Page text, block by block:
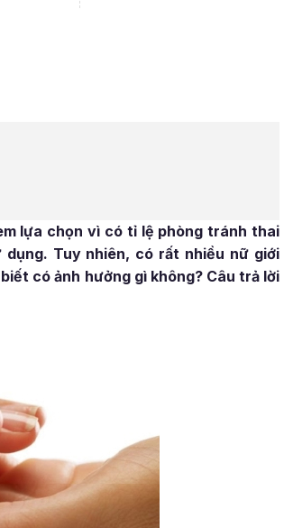
lựa chọn vì có tỉ lệ phòng tránh thai
Tuy nhiên, có rất nhiều nữ giới
có ảnh hưởng gì không? Câu trả lời